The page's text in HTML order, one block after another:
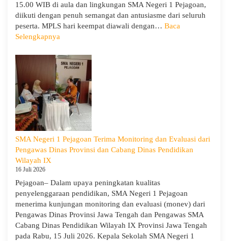
15.00 WIB di aula dan lingkungan SMA Negeri 1 Pejagoan,
diikuti dengan penuh semangat dan antusiasme dari seluruh
peserta. MPLS hari keempat diawali dengan… Baca
Selengkapnya
Ramah
Hari
Keempat
:
Menumbuhkan
Karakter,
Wawasan,
dan
Kepedulian
Lingkungan
SMA Negeri 1 Pejagoan Terima Monitoring dan Evaluasi dari
Pengawas Dinas Provinsi dan Cabang Dinas Pendidikan
Wilayah IX
16 Juli 2026
Pejagoan– Dalam upaya peningkatan kualitas
penyelenggaraan pendidikan, SMA Negeri 1 Pejagoan
menerima kunjungan monitoring dan evaluasi (monev) dari
Pengawas Dinas Provinsi Jawa Tengah dan Pengawas SMA
Cabang Dinas Pendidikan Wilayah IX Provinsi Jawa Tengah
pada Rabu, 15 Juli 2026. Kepala Sekolah SMA Negeri 1